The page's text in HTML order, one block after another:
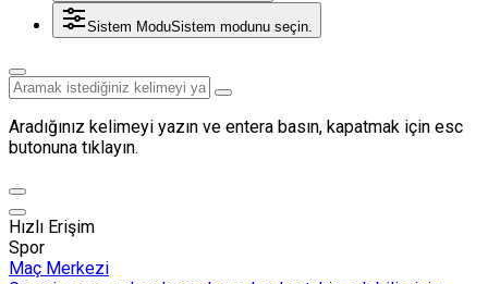
Sistem ModuSistem modunu seçin.
Aradığınız kelimeyi yazın ve entera basın, kapatmak için esc
butonuna tıklayın.
Hızlı Erişim
Spor
Maç Merkezi